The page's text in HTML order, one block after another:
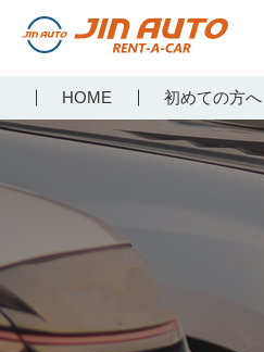
らジンオートレンタカー
HOME 初めての方へ